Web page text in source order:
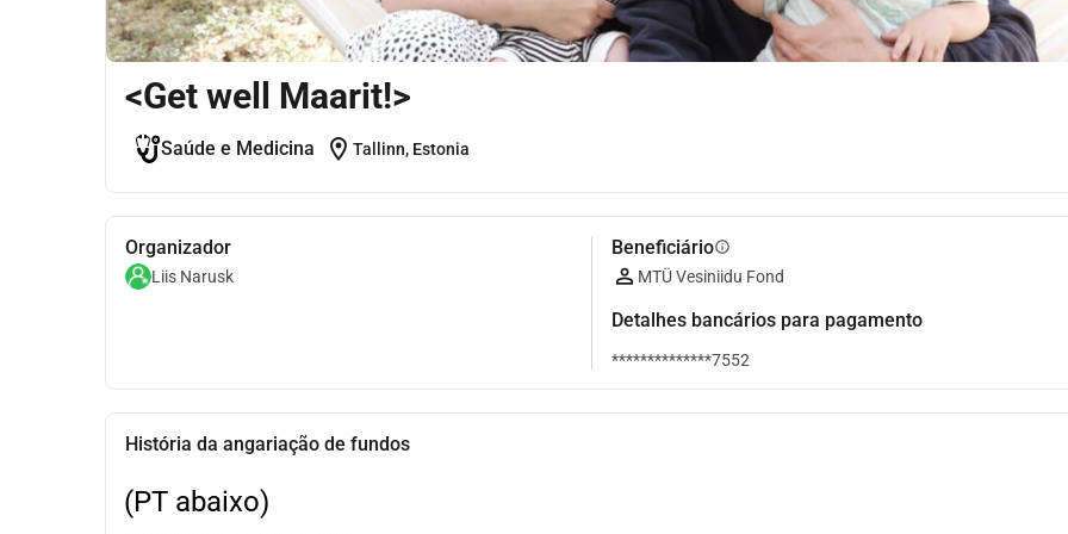
<Get well Maarit!>
Saúde e Medicina location_on Tallinn, Estonia
Organizador
Liis Narusk
Beneficiárioinfo
MTÜ Vesiniidu Fond
Detalhes bancários para pagamento
**************7552
História da angariação de fundos
(PT abaixo)